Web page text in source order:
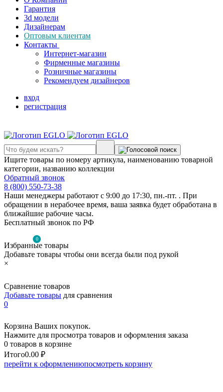
Гарантия
3d модели
Дизайнерам
Оптовым клиентам
Контакты
Интернет-магазин
Фирменные магазины
Розничные магазины
Рекомендуем дизайнеров
вход
регистрация
Ищите товары по номеру артикула, наименованию товарной
категории, названию коллекции
Обратный звонок
8 (800) 550-73-38
Наши менеджеры работают с 9:00 до 17:30, пн.-пт. . При
обращении в нерабочее время, ваша заявка будет обработана в
ближайшие рабочие часы.
Бесплатный звонок по РФ
0
Избранные товары
Добавьте товары чтобы они всегда были под рукой
×
Сравнение товаров
Добавьте товары для сравнения
0
Корзина Ваших покупок.
Нажмите для просмотра товаров и оформления заказа
0 товаров в корзине
Итого0.00 ₽
перейти к оформлениюпосмотреть корзину